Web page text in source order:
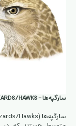
سارگپه‌ها - BUZZARDS/HAWKS